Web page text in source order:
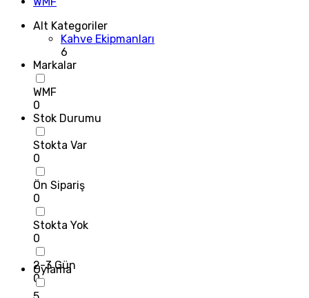
Alt Kategoriler
Kahve Ekipmanları
6
Markalar
WMF
0
Stok Durumu
Stokta Var
0
Ön Sipariş
0
Stokta Yok
0
2-3 Gün
0
Oylama